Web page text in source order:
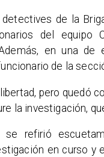
de la
del equipo
en una de
de la
pero quedó
la investigación,
se refirió
en curso